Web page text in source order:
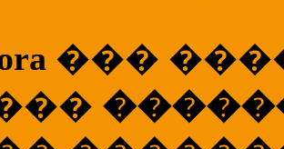
���